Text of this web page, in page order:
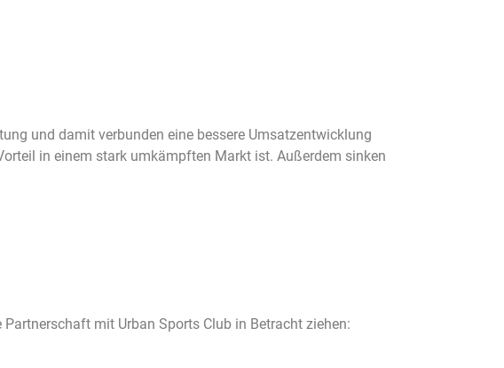
und damit verbunden eine bessere Umsatzentwicklung
in einem stark umkämpften Markt ist. Außerdem sinken
mit Urban Sports Club in Betracht ziehen: